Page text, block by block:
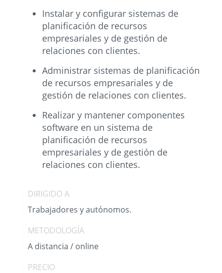
Instalar y configurar sistemas de
planificación de recursos
empresariales y de gestión de
relaciones con clientes.
Administrar sistemas de planificación
de recursos empresariales y de
gestión de relaciones con clientes.
Realizar y mantener componentes
software en un sistema de
planificación de recursos
empresariales y de gestión de
relaciones con clientes.
DIRIGIDO A
Trabajadores y autónomos.
METODOLOGÍA
A distancia / online
PRECIO